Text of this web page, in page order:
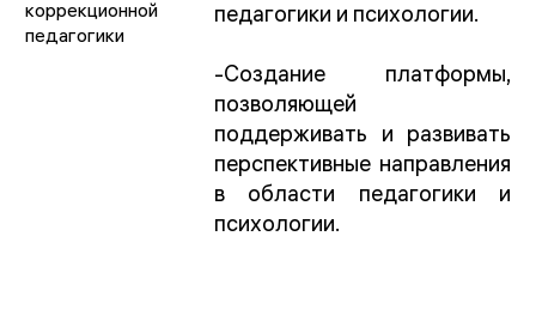
коррекционной
педагогики
педагогики и психологии.
-Создание платформы,
позволяющей
поддерживать и развивать
перспективные направления
в области педагогики и
психологии.